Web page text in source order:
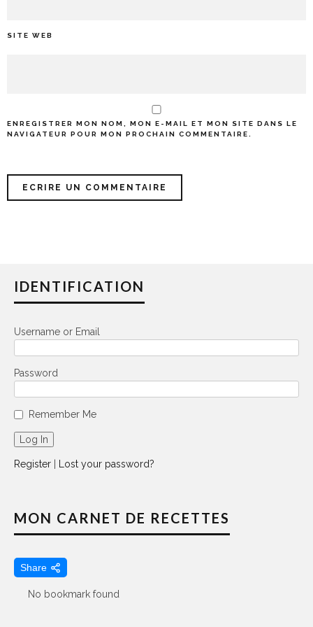
SITE WEB
ENREGISTRER MON NOM, MON E-MAIL ET MON SITE DANS LE
NAVIGATEUR POUR MON PROCHAIN COMMENTAIRE.
IDENTIFICATION
Username or Email
Password
Remember Me
Register Lost your password?
MON CARNET DE RECETTES
Share
No bookmark found